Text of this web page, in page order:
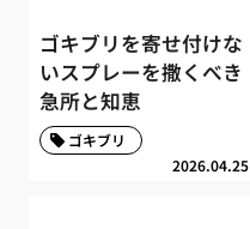
ゴキブリを寄せ付けな
いスプレーを撒くべき
急所と知恵
2026.04.25
ゴキブリ